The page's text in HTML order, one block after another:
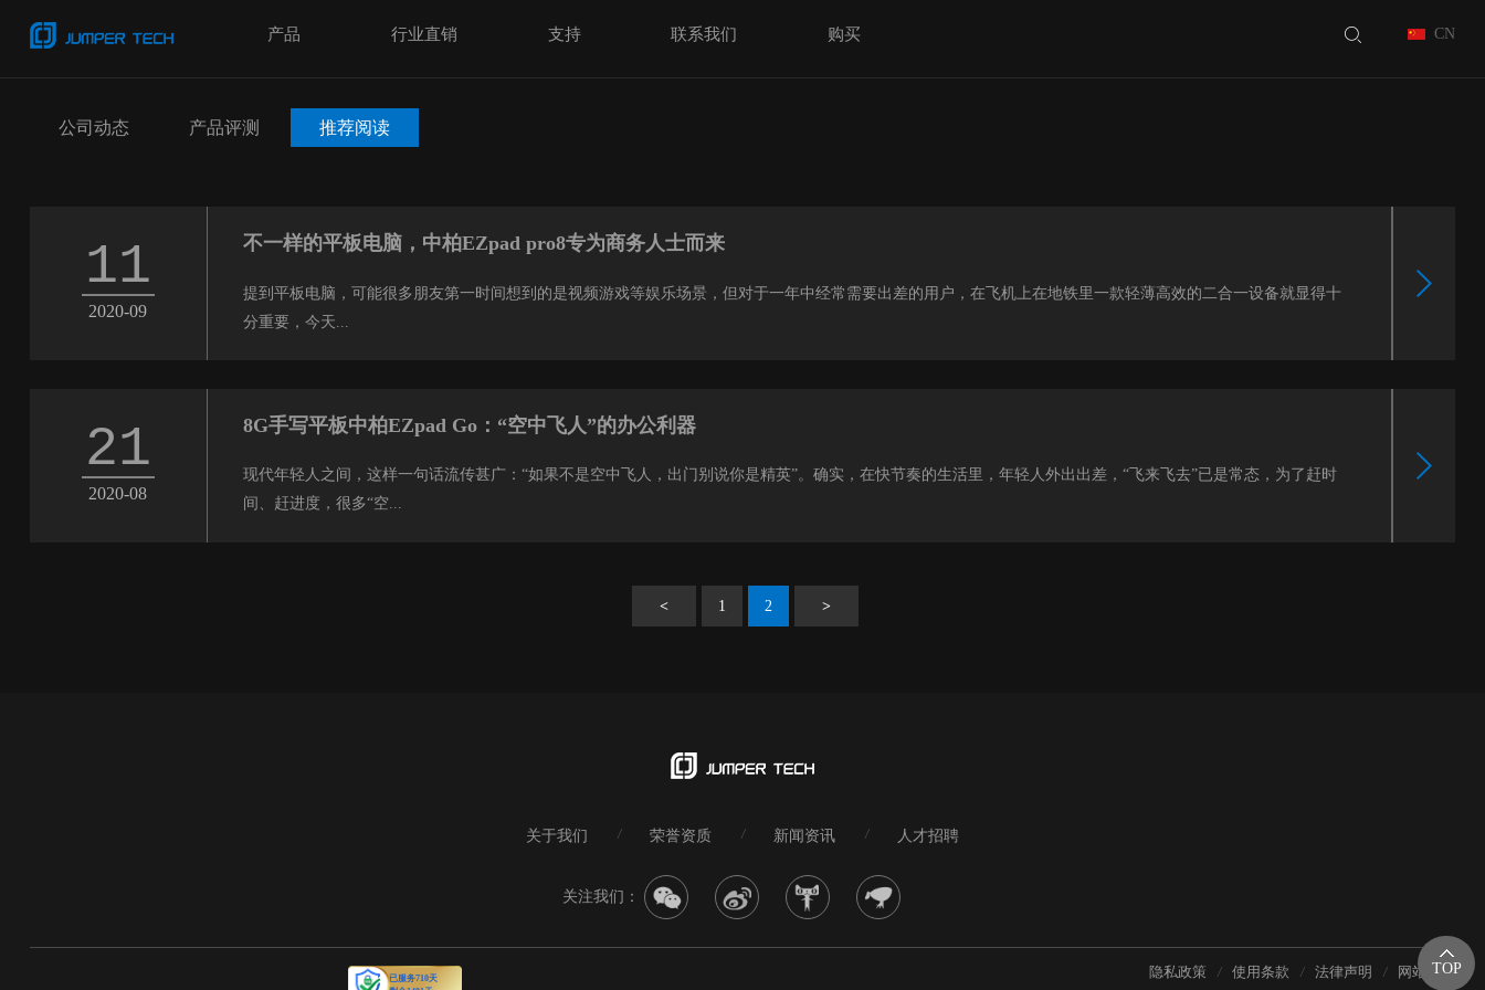
CN
产品 行业直销 支持 联系我们 购买
公司动态 产品评测 推荐阅读
11
2020-09
不一样的平板电脑，中柏EZpad pro8专为商务人士而来
提到平板电脑，可能很多朋友第一时间想到的是视频游戏等娱乐场景，但对于一年中经常需要出差的用户，在飞机上在地铁里一款轻薄高效的二合一设备就显得十
分重要，今天...
21
2020-08
8G手写平板中柏EZpad Go：“空中飞人”的办公利器
现代年轻人之间，这样一句话流传甚广：“如果不是空中飞人，出门别说你是精英”。确实，在快节奏的生活里，年轻人外出出差，“飞来飞去”已是常态，为了赶时
间、赶进度，很多“空...
< 1 2 >
关于我们 荣誉资质 新闻资讯 人才招聘
关注我们：
隐私政策 / 使用条款 / 法律声明 / 网站地图
TOP